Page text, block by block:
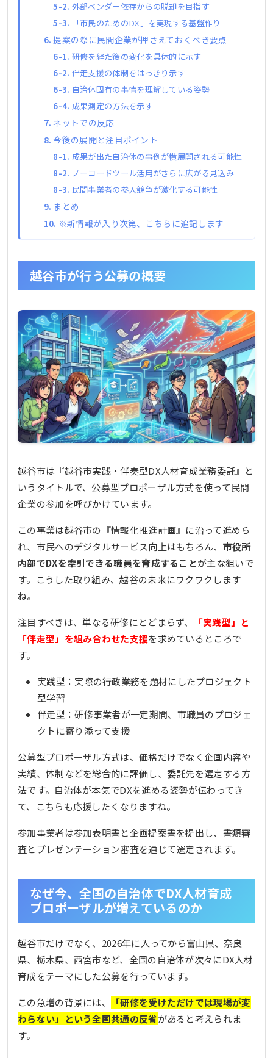
外部ベンダー依存からの脱却を目指す
「市民のためのDX」を実現する基盤作り
提案の際に民間企業が押さえておくべき要点
研修を経た後の変化を具体的に示す
伴走支援の体制をはっきり示す
自治体固有の事情を理解している姿勢
成果測定の方法を示す
ネットでの反応
今後の展開と注目ポイント
成果が出た自治体の事例が横展開される可能性
ノーコードツール活用がさらに広がる見込み
民間事業者の参入競争が激化する可能性
まとめ
※新情報が入り次第、こちらに追記します
越谷市が行う公募の概要
越谷市は『越谷市実践・伴奏型DX人材育成業務委託』と
いうタイトルで、公募型プロポーザル方式を使って民間
企業の参加を呼びかけています。
この事業は越谷市の『情報化推進計画』に沿って進めら
れ、市民へのデジタルサービス向上はもちろん、 市役所
内部でDXを牽引できる職員を育成することが主な狙いで
す。こうした取り組み、越谷の未来にワクワクします
ね。
注目すべきは、単なる研修にとどまらず、
「実践型」と
「伴走型」を組み合わせた支援を求めているところで
す。
実践型：実際の行政業務を題材にしたプロジェクト
型学習
伴走型：研修事業者が一定期間、市職員のプロジェ
クトに寄り添って支援
公募型プロポーザル方式は、価格だけでなく企画内容や
実績、体制などを総合的に評価し、委託先を選定する方
法です。自治体が本気でDXを進める姿勢が伝わってき
て、こちらも応援したくなりますね。
参加事業者は参加表明書と企画提案書を提出し、書類審
査とプレゼンテーション審査を通じて選定されます。
なぜ今、全国の自治体でDX人材育成
プロポーザルが増えているのか
越谷市だけでなく、2026年に入ってから富山県、奈良
県、栃木県、西宮市など、全国の自治体が次々にDX人材
育成をテーマにした公募を行っています。
この急増の背景には、
「研修を受けただけでは現場が変
わらない」という全国共通の反省があると考えられま
す。